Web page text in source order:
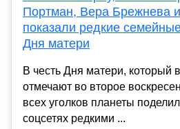
Портман, Вера Брежнева
показали редкие
Дня матери
В честь Дня матери, который
отмечают во второе
всех уголков планеты
соцсетях редкими ...